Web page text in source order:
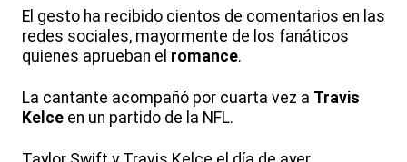
El gesto ha recibido cientos de comentarios en las
redes sociales, mayormente de los fanáticos
quienes aprueban el romance.
La cantante acompañó por cuarta vez a Travis
Kelce en un partido de la NFL.